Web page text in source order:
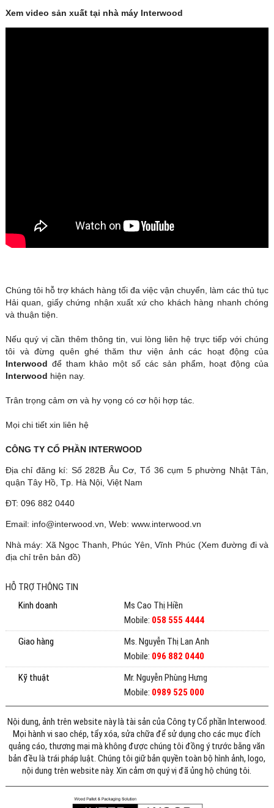
Xem video sản xuất tại nhà máy Interwood
Chúng tôi hỗ trợ khách hàng tối đa việc vận chuyển, làm các thủ tục
Hải quan, giấy chứng nhận xuất xứ cho khách hàng nhanh chóng
và thuận tiện.
Nếu quý vị cần thêm thông tin, vui lòng liên hệ trực tiếp với chúng
tôi và đừng quên ghé thăm thư viện ảnh các hoạt động của
Interwood để tham khảo một số các sản phẩm, hoạt động của
Interwood hiện nay.
Trân trọng cảm ơn và hy vọng có cơ hội hợp tác.
Mọi chi tiết xin liên hệ
CÔNG TY CỔ PHẦN INTERWOOD
Địa chỉ đăng kí: Số 282B Âu Cơ, Tổ 36 cụm 5 phường Nhật Tân,
quận Tây Hồ, Tp. Hà Nội, Việt Nam
ĐT: 096 882 0440
Email: info@interwood.vn , Web: www.interwood.vn
Nhà máy: Xã Ngọc Thanh, Phúc Yên, Vĩnh Phúc (Xem đường đi và
địa chỉ trên bản đồ)
HỖ TRỢ THÔNG TIN
Kinh doanh
Ms Cao Thị Hiền
Mobile: 058 555 4444
Giao hàng
Ms. Nguyễn Thị Lan Anh
Mobile: 096 882 0440
Kỹ thuật
Mr. Nguyễn Phùng Hưng
Mobile: 0989 525 000
Nội dung, ảnh trên website này là tài sản của Công ty Cổ phần Interwood.
Mọi hành vi sao chép, tẩy xóa, sửa chữa để sử dụng cho các mục đích
quảng cáo, thương mại mà không được chúng tôi đồng ý trước bằng văn
bản đều là trái pháp luật. Chúng tôi giữ bản quyền toàn bộ hình ảnh, logo,
nội dung trên website này. Xin cảm ơn quý vị đã ủng hộ chúng tôi.